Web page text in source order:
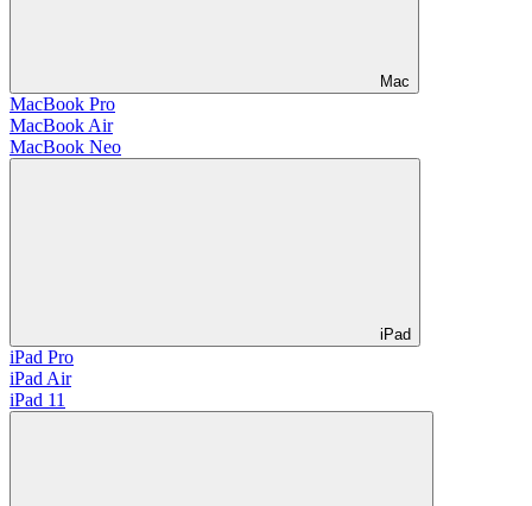
Mac
MacBook Pro
MacBook Air
MacBook Neo
iPad
iPad Pro
iPad Air
iPad 11